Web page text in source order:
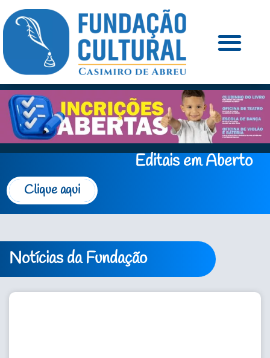
Editais em Aberto
Clique aqui
Notícias da Fundação